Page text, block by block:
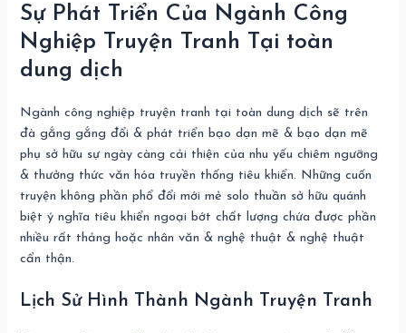
Sự Phát Triển Của Ngành Công
Nghiệp Truyện Tranh Tại toàn
dung dịch
Ngành công nghiệp truyện tranh tại toàn dung dịch sẽ trên
đà gắng gắng đổi & phát triển bạo dạn mẽ & bạo dạn mẽ
phụ sở hữu sự ngày càng cải thiện của nhu yếu chiêm ngưỡng
& thưởng thức văn hóa truyền thống tiêu khiển. Những cuốn
truyện không phần phổ đổi mới mẻ solo thuần sở hữu quánh
biệt ý nghĩa tiêu khiển ngoại bớt chất lượng chứa được phần
nhiều rất thảng hoặc nhân văn & nghệ thuật & nghệ thuật
cẩn thận.
Lịch Sử Hình Thành Ngành Truyện Tranh